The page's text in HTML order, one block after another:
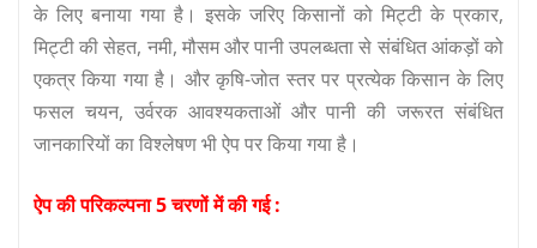
के लिए बनाया गया है। इसके जरिए किसानों को मिट्टी के प्रकार,
मिट्टी की सेहत, नमी, मौसम और पानी उपलब्धता से संबंधित आंकड़ों को
एकत्र किया गया है। और कृषि-जोत स्तर पर प्रत्येक किसान के लिए
फसल चयन, उर्वरक आवश्यकताओं और पानी की जरूरत संबंधित
जानकारियों का विश्लेषण भी ऐप पर किया गया है।
ऐप की परिकल्पना 5 चरणों में की गई :